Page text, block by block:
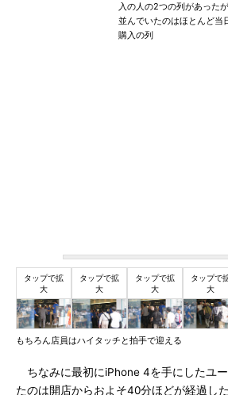
入の人の2つの列があったが
並んでいたのはほとんど当
購入の列
もちろん店員はハイタッチと拍手で迎える
ちなみに最初にiPhone 4を手にしたユ
たのは開店からおよそ40分ほどが経過し